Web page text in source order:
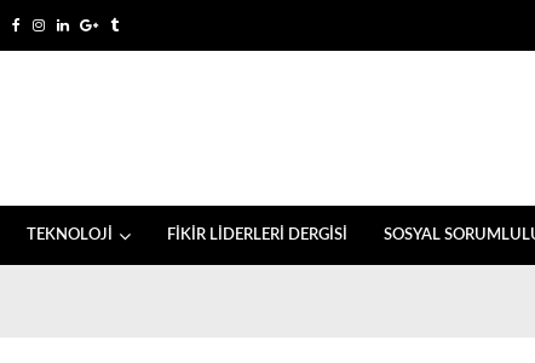
TEKNOLOJİ FİKİR LİDERLERİ DERGİSİ SOSYAL